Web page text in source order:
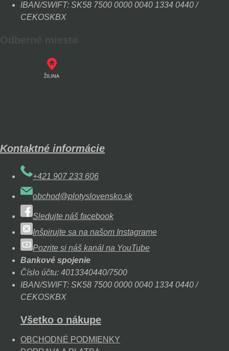
IBAN/SWIFT: SK58 7500 0000 0040 1334 0440 /
CEKOSKBX
Kontaktné informácie
+421 907 233 606
obchod@plotyslovensko.sk
Sledujte náš facebook
Inšpirujte sa na našom Instagrame
Pozrite si náš kanál na YouTube
Bankové spojenie
Číslo účtu: 4013340440/7500
IBAN/SWIFT: SK58 7500 0000 0040 1334 0440 /
CEKOSKBX
Všetko o nákupe
OBCHODNÉ PODMIENKY